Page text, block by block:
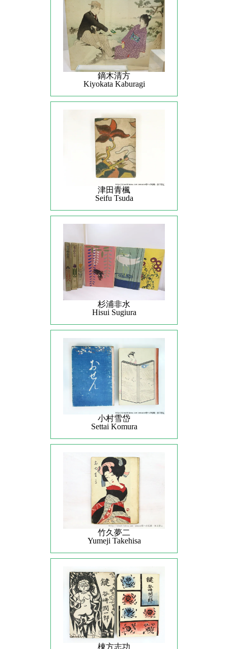
鏑木清方
Kiyokata Kaburagi
津田青楓
Seifu Tsuda
杉浦非水
Hisui Sugiura
小村雪岱
Settai Komura
竹久夢二
Yumeji Takehisa
棟方志功